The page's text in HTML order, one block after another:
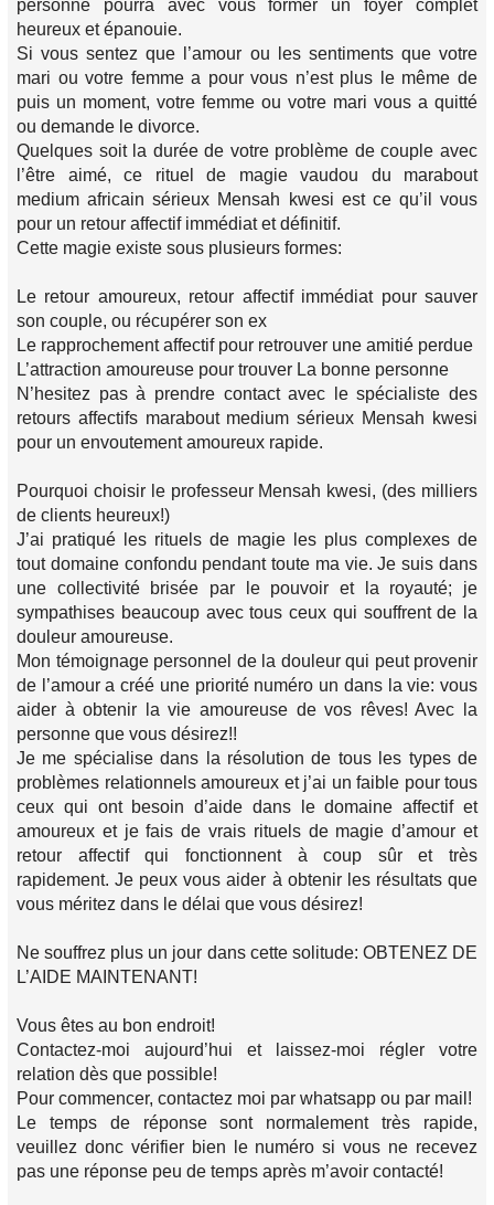
personne pourra avec vous former un foyer complet
heureux et épanouie.
Si vous sentez que l’amour ou les sentiments que votre
mari ou votre femme a pour vous n’est plus le même de
puis un moment, votre femme ou votre mari vous a quitté
ou demande le divorce.
Quelques soit la durée de votre problème de couple avec
l’être aimé, ce rituel de magie vaudou du marabout
medium africain sérieux Mensah kwesi est ce qu’il vous
pour un retour affectif immédiat et définitif.
Cette magie existe sous plusieurs formes:
Le retour amoureux, retour affectif immédiat pour sauver
son couple, ou récupérer son ex
Le rapprochement affectif pour retrouver une amitié perdue
L’attraction amoureuse pour trouver La bonne personne
N’hesitez pas à prendre contact avec le spécialiste des
retours affectifs marabout medium sérieux Mensah kwesi
pour un envoutement amoureux rapide.
Pourquoi choisir le professeur Mensah kwesi, (des milliers
de clients heureux!)
J’ai pratiqué les rituels de magie les plus complexes de
tout domaine confondu pendant toute ma vie. Je suis dans
une collectivité brisée par le pouvoir et la royauté; je
sympathises beaucoup avec tous ceux qui souffrent de la
douleur amoureuse.
Mon témoignage personnel de la douleur qui peut provenir
de l’amour a créé une priorité numéro un dans la vie: vous
aider à obtenir la vie amoureuse de vos rêves! Avec la
personne que vous désirez!!
Je me spécialise dans la résolution de tous les types de
problèmes relationnels amoureux et j’ai un faible pour tous
ceux qui ont besoin d’aide dans le domaine affectif et
amoureux et je fais de vrais rituels de magie d’amour et
retour affectif qui fonctionnent à coup sûr et très
rapidement. Je peux vous aider à obtenir les résultats que
vous méritez dans le délai que vous désirez!
Ne souffrez plus un jour dans cette solitude: OBTENEZ DE
L’AIDE MAINTENANT!
Vous êtes au bon endroit!
Contactez-moi aujourd’hui et laissez-moi régler votre
relation dès que possible!
Pour commencer, contactez moi par whatsapp ou par mail!
Le temps de réponse sont normalement très rapide,
veuillez donc vérifier bien le numéro si vous ne recevez
pas une réponse peu de temps après m’avoir contacté!